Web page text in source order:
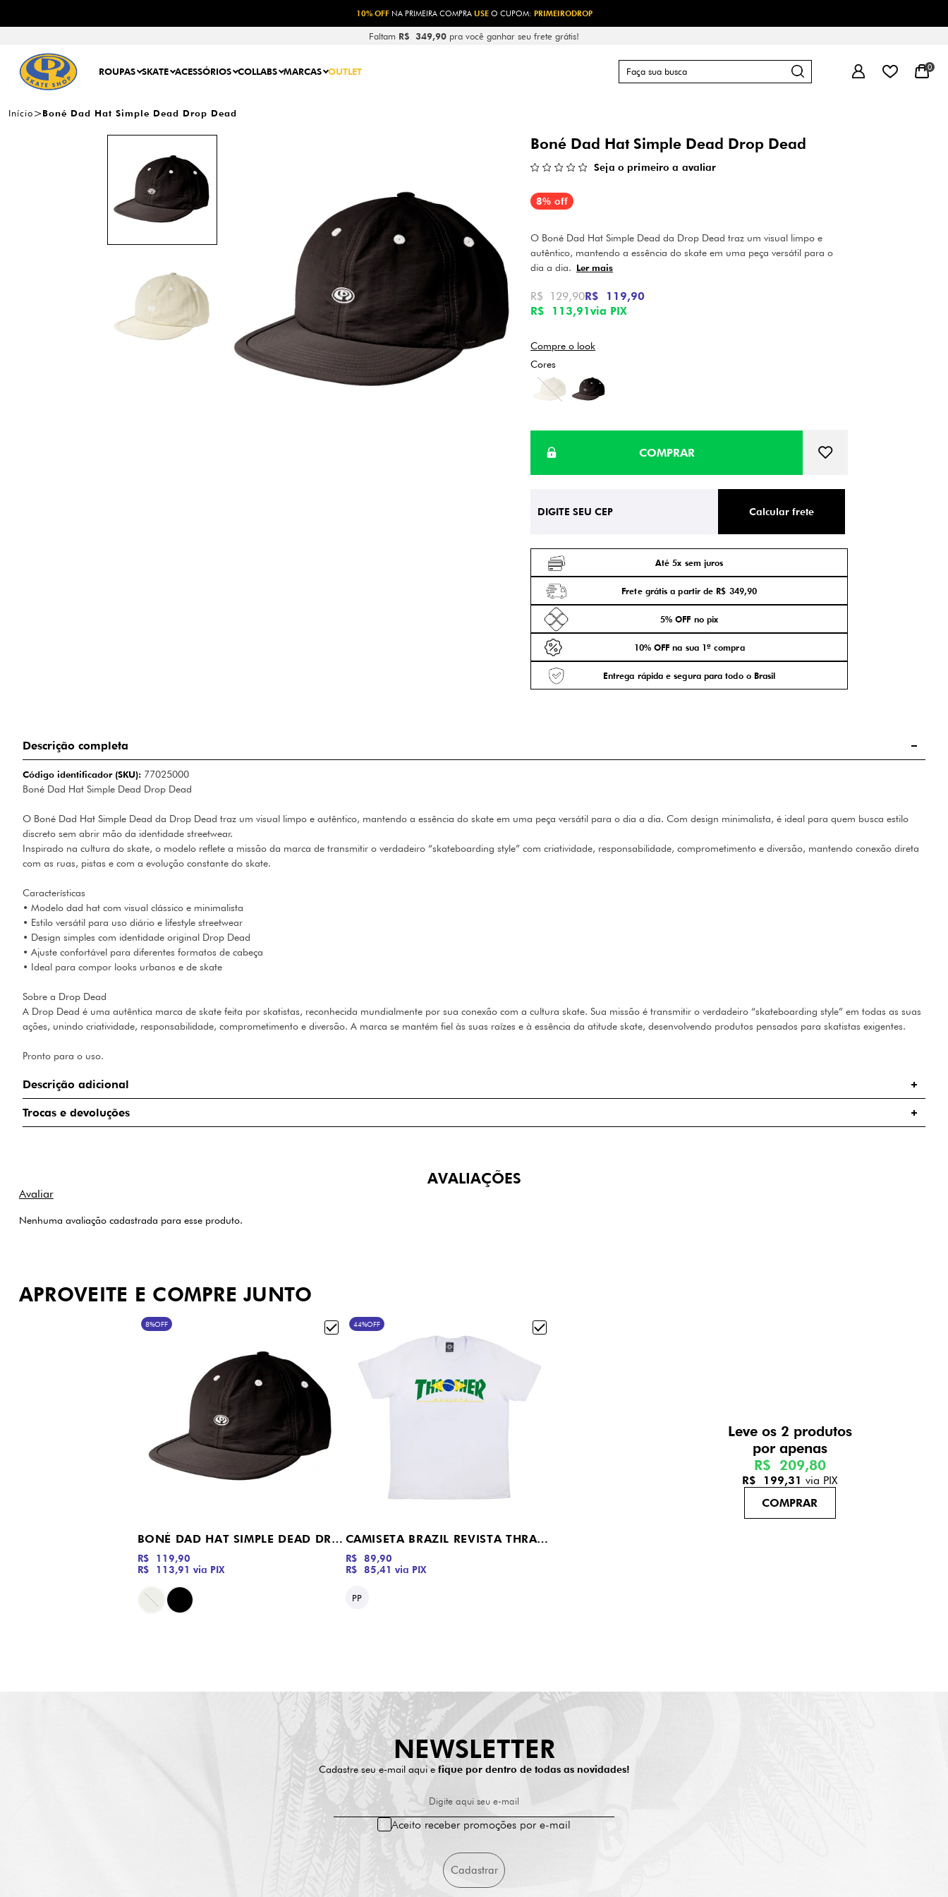
10% OFFNA PRIMEIRA COMPRA USE O CUPOM: PRIMEIRODROP
Faltam R$ 349,90 pra você ganhar seu frete grátis!
ROUPAS SKATE ACESSÓRIOS COLLABS MARCAS OUTLET 0
Início Boné Dad Hat Simple Dead Drop Dead
Boné Dad Hat Simple Dead Drop Dead
Seja o primeiro a avaliar
8% off
O Boné Dad Hat Simple Dead da Drop Dead traz um visual limpo e
autêntico, mantendo a essência do skate em uma peça versátil para o
dia a dia. Ler mais
R$ 113,91via PIX
R$ 129,90R$ 119,90
Compre o look
Calcular frete
Até 5x sem juros
Frete grátis a partir de R$ 349,90
5% OFF no pix
10% OFF na sua 1ª compra
Entrega rápida e segura para todo o Brasil
Descrição completa
Código identificador (SKU): 77025000
Boné Dad Hat Simple Dead Drop Dead
O Boné Dad Hat Simple Dead da Drop Dead traz um visual limpo e autêntico, mantendo a essência do skate em uma peça versátil para o dia a dia. Com design minimalista, é ideal para quem busca estilo
discreto sem abrir mão da identidade streetwear.
Inspirado na cultura do skate, o modelo reflete a missão da marca de transmitir o verdadeiro “skateboarding style” com criatividade, responsabilidade, comprometimento e diversão, mantendo conexão direta
com as ruas, pistas e com a evolução constante do skate.
Características
• Modelo dad hat com visual clássico e minimalista
• Estilo versátil para uso diário e lifestyle streetwear
• Design simples com identidade original Drop Dead
• Ajuste confortável para diferentes formatos de cabeça
• Ideal para compor looks urbanos e de skate
Sobre a Drop Dead
A Drop Dead é uma autêntica marca de skate feita por skatistas, reconhecida mundialmente por sua conexão com a cultura skate. Sua missão é transmitir o verdadeiro “skateboarding style” em todas as suas
ações, unindo criatividade, responsabilidade, comprometimento e diversão. A marca se mantém fiel às suas raízes e à essência da atitude skate, desenvolvendo produtos pensados para skatistas exigentes.
Pronto para o uso.
Descrição adicional
Trocas e devoluções
AVALIAÇÕES
Nenhuma avaliação cadastrada para esse produto.
APROVEITE E COMPRE JUNTO
8%OFF
BONÉ DAD HAT SIMPLE DEAD DROP DEAD
R$ 113,91 via PIX
R$ 119,90
44%OFF
CAMISETA BRAZIL REVISTA THRASHER MAGAZINE BRANCO
R$ 85,41 via PIX
R$ 89,90
PP
Leve os 2 produtos
R$ 209,80
R$ 199,31 via PIX
NEWSLETTER
Cadastre seu e-mail aqui e fique por dentro de todas as novidades!
Digite aqui seu e-mail
Cadastrar
Aceito receber promoções por e-mail